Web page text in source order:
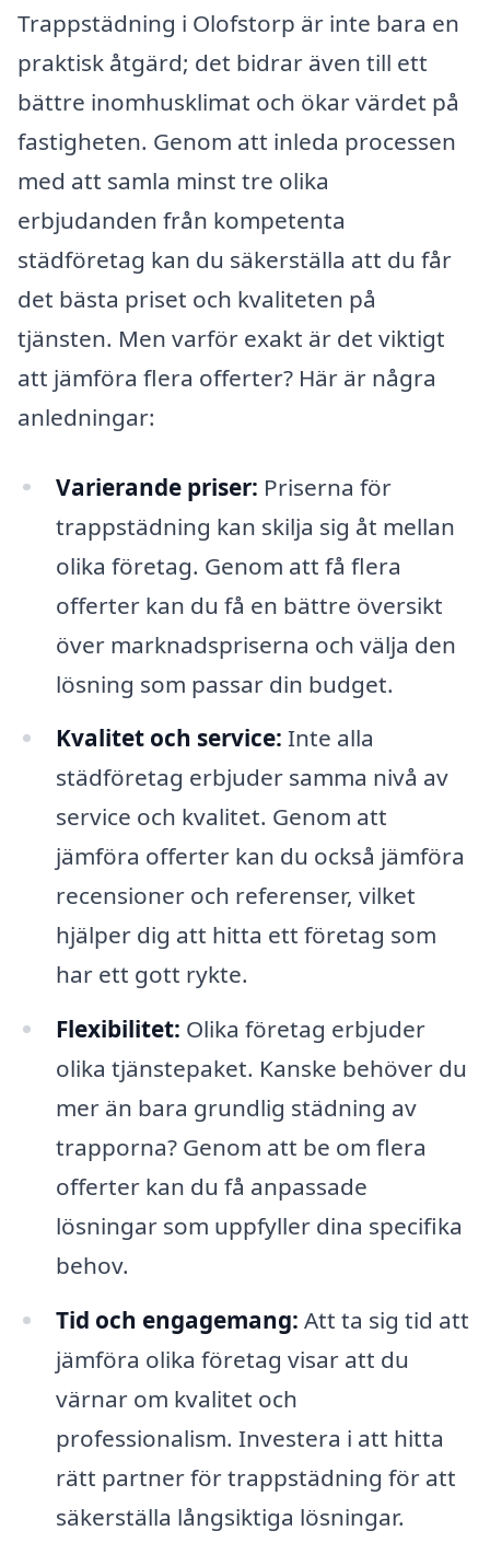
Trappstädning i Olofstorp är inte bara en
praktisk åtgärd; det bidrar även till ett
bättre inomhusklimat och ökar värdet på
fastigheten. Genom att inleda processen
med att samla minst tre olika
erbjudanden från kompetenta
städföretag kan du säkerställa att du får
det bästa priset och kvaliteten på
tjänsten. Men varför exakt är det viktigt
att jämföra flera offerter? Här är några
anledningar:
Varierande priser: Priserna för
trappstädning kan skilja sig åt mellan
olika företag. Genom att få flera
offerter kan du få en bättre översikt
över marknadspriserna och välja den
lösning som passar din budget.
Kvalitet och service: Inte alla
städföretag erbjuder samma nivå av
service och kvalitet. Genom att
jämföra offerter kan du också jämföra
recensioner och referenser, vilket
hjälper dig att hitta ett företag som
har ett gott rykte.
Flexibilitet: Olika företag erbjuder
olika tjänstepaket. Kanske behöver du
mer än bara grundlig städning av
trapporna? Genom att be om flera
offerter kan du få anpassade
lösningar som uppfyller dina specifika
behov.
Tid och engagemang: Att ta sig tid att
jämföra olika företag visar att du
värnar om kvalitet och
professionalism. Investera i att hitta
rätt partner för trappstädning för att
säkerställa långsiktiga lösningar.